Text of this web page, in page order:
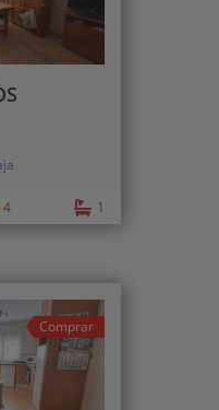
4 1
Comprar